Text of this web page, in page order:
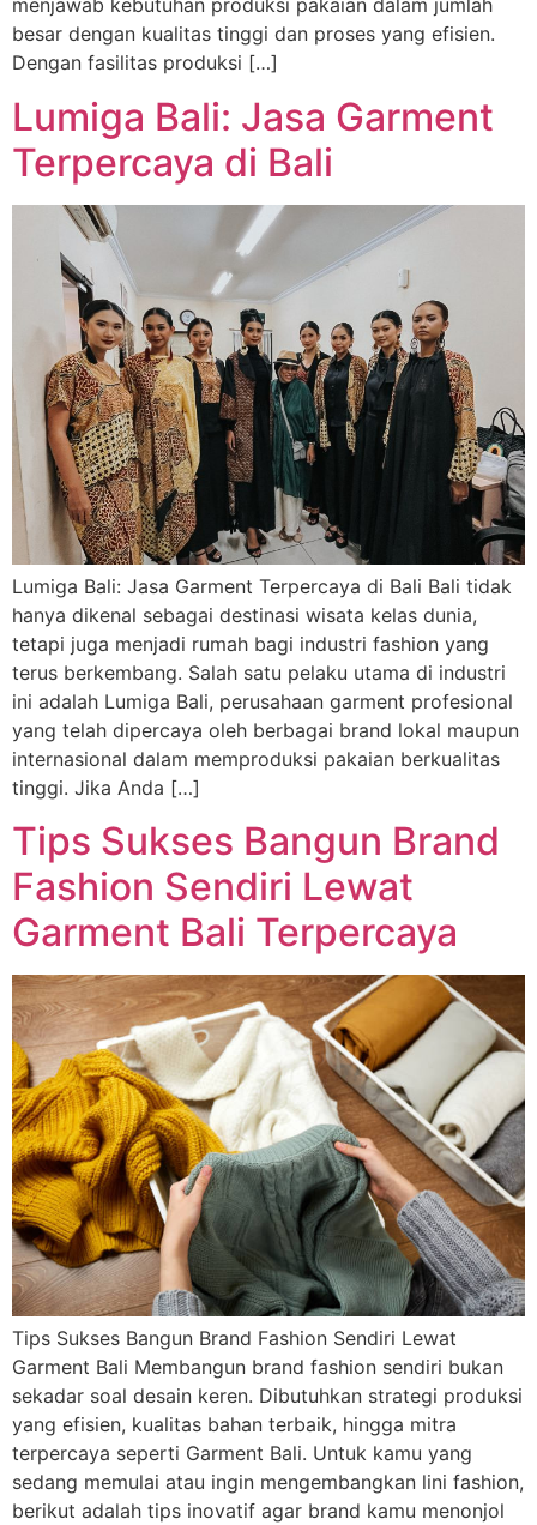
menjawab kebutuhan produksi pakaian dalam jumlah
besar dengan kualitas tinggi dan proses yang efisien.
Dengan fasilitas produksi […]
Lumiga Bali: Jasa Garment
Terpercaya di Bali
Lumiga Bali: Jasa Garment Terpercaya di Bali Bali tidak
hanya dikenal sebagai destinasi wisata kelas dunia,
tetapi juga menjadi rumah bagi industri fashion yang
terus berkembang. Salah satu pelaku utama di industri
ini adalah Lumiga Bali, perusahaan garment profesional
yang telah dipercaya oleh berbagai brand lokal maupun
internasional dalam memproduksi pakaian berkualitas
tinggi. Jika Anda […]
Tips Sukses Bangun Brand
Fashion Sendiri Lewat
Garment Bali Terpercaya
Tips Sukses Bangun Brand Fashion Sendiri Lewat
Garment Bali Membangun brand fashion sendiri bukan
sekadar soal desain keren. Dibutuhkan strategi produksi
yang efisien, kualitas bahan terbaik, hingga mitra
terpercaya seperti Garment Bali. Untuk kamu yang
sedang memulai atau ingin mengembangkan lini fashion,
berikut adalah tips inovatif agar brand kamu menonjol